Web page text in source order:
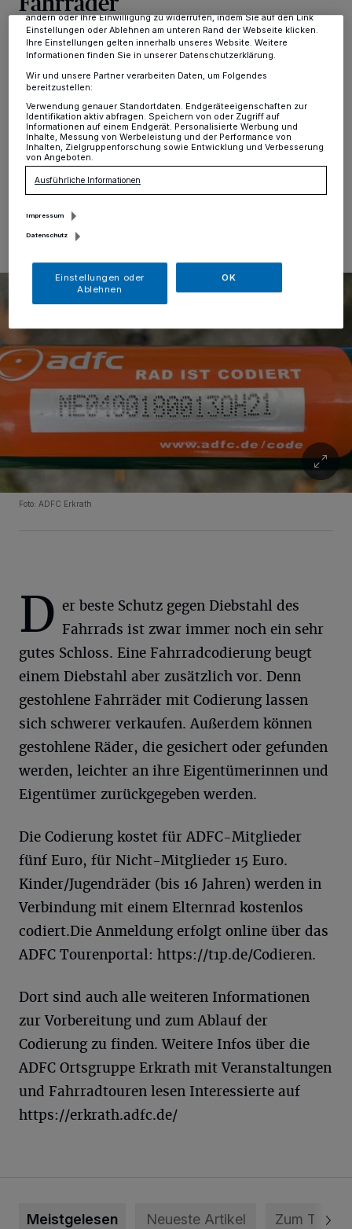
Alt-Erkrath·Der Allgemeine Deutsche Fahrrad-Club
(ADFC), Ortsgruppe Erkrath, bietet das Codieren von
Fahrrädern zur Diebstahlprävention an. Am Sonntag,
den 23. März, 10 bis 13 Uhr, in der Caritas-
Begegnungsstätte, Gerberstraße 7, Alt-Erkrath. Um
Wartezeiten zu verringern, bitte nur mit vorheriger
Terminvereinbarung.
Foto: ADFC Erkrath
D er beste Schutz gegen Diebstahl des
Fahrrads ist zwar immer noch ein sehr
gutes Schloss. Eine Fahrradcodierung beugt
einem Diebstahl aber zusätzlich vor. Denn
gestohlene Fahrräder mit Codierung lassen
sich schwerer verkaufen. Außerdem können
gestohlene Räder, die gesichert oder gefunden
werden, leichter an ihre Eigentümerinnen und
Eigentümer zurückgegeben werden.
Die Codierung kostet für ADFC-Mitglieder
fünf Euro, für Nicht-Mitglieder 15 Euro.
Kinder/Jugendräder (bis 16 Jahren) werden in
Verbindung mit einem Elternrad kostenlos
codiert.Die Anmeldung erfolgt online über das
ADFC Tourenportal: https://t1p.de/Codieren.
Dort sind auch alle weiteren Informationen
zur Vorbereitung und zum Ablauf der
Codierung zu finden. Weitere Infos über die
ADFC Ortsgruppe Erkrath mit Veranstaltungen
und Fahrradtouren lesen Interessierte auf
https://erkrath.adfc.de/
Meistgelesen Neueste Artikel Zum Thema
dieses Menü jederzeit wieder aufrufen, um Ihre Einstellungen zu
ändern oder Ihre Einwilligung zu widerrufen, indem Sie auf den Link
Einstellungen oder Ablehnen am unteren Rand der Webseite klicken.
Ihre Einstellungen gelten innerhalb unseres Website. Weitere
Informationen finden Sie in unserer Datenschutzerklärung.
Wir und unsere Partner verarbeiten Daten, um Folgendes
bereitzustellen:
Verwendung genauer Standortdaten. Endgeräteeigenschaften zur
Identifikation aktiv abfragen. Speichern von oder Zugriff auf
Informationen auf einem Endgerät. Personalisierte Werbung und
Inhalte, Messung von Werbeleistung und der Performance von
Inhalten, Zielgruppenforschung sowie Entwicklung und Verbesserung
von Angeboten.
Ausführliche Informationen
Impressum
Datenschutz
Einstellungen oder
Ablehnen
OK